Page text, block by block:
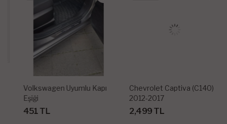
Volkswagen Uyumlu Kapı
Eşiği
451 TL
Chevrolet Captiva (c140)
2012-2017
2,499 TL